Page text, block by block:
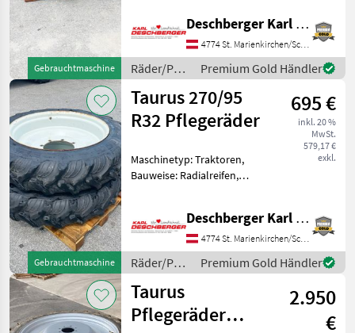
Marktplatz Händlerangebote
Gebrauchtmaschine
32 (11, 2R32) Pflegeräder
Soilsaver RC95 mit 8-Loch
Fixfelgen, Innenloc
Deschberger Karl Landtechnik GesmbH & Co KG
4774 St. Marienkirchen/Schärding
Räder/Pneu/Felgen
/ Taurus
Premium Gold Händler
Gebrauchtmaschine
Taurus 270/95
R32 Pflegeräder
695 €
inkl. 20 %
MwSt.
579,17 €
exkl.
Maschinetyp: Traktoren,
Bauweise: Radialreifen,
R32 Pflegeräder mit 8-Loch
Dm: 290 mm, Bolzena
Deschberger Karl Landtechnik GesmbH & Co KG
4774 St. Marienkirchen/Schärding
Räder/Pneu/Felgen
/ Taurus
Premium Gold Händler
Taurus
Pflegeräder
2.950
€